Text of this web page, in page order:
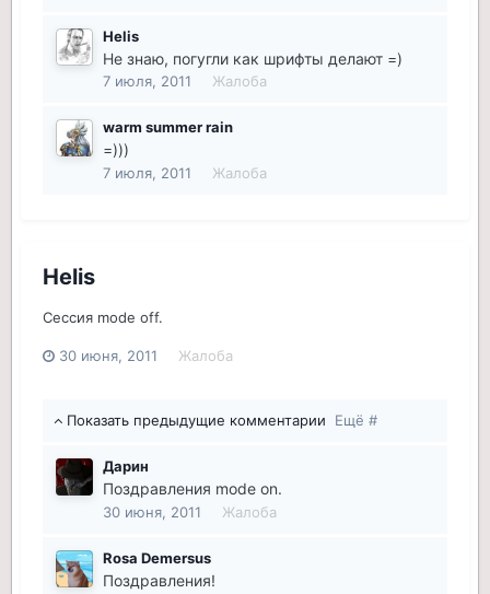
Helis
Не знаю, погугли как шрифты делают =)
7 июля, 2011 Жалоба
warm summer rain
=)))
7 июля, 2011 Жалоба
Helis
Сессия mode off.
30 июня, 2011 Жалоба
Показать предыдущие комментарии Ещё #
Дарин
Поздравления mode on.
30 июня, 2011 Жалоба
Rosa Demersus
Поздравления!